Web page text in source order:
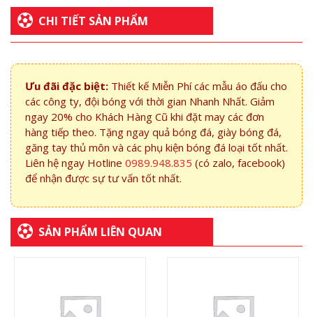
CHI TIẾT SẢN PHẨM
Ưu đãi đặc biệt: Thiết kế Miễn Phí các mẫu áo đấu cho
các công ty, đội bóng với thời gian Nhanh Nhất. Giảm
ngay 20% cho Khách Hàng Cũ khi đặt may các đơn
hàng tiếp theo. Tặng ngay quả bóng đá, giày bóng đá,
găng tay thủ môn và các phụ kiện bóng đá loại tốt nhất.
Liên hệ ngay Hotline 0989.948.835 (có zalo, facebook)
để nhận được sự tư vấn tốt nhất.
SẢN PHẨM LIÊN QUAN